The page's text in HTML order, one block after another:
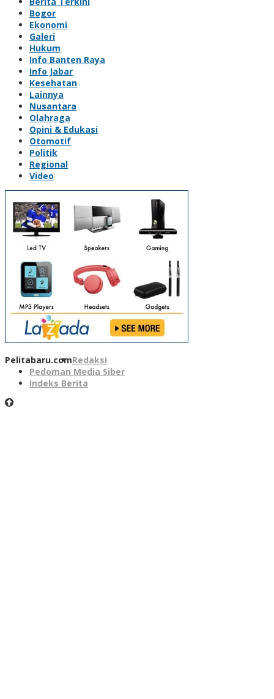
Bogor
Ekonomi
Galeri
Hukum
Info Banten Raya
Info Jabar
Kesehatan
Lainnya
Nusantara
Olahraga
Opini & Edukasi
Otomotif
Politik
Regional
Video
Pelitabaru.comRedaksi
Pedoman Media Siber
Indeks Berita